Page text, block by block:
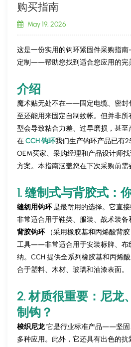
购买指南
May 19, 2026
这是一份实用的钩环紧固件采购指
定制——帮助您找到适合您应用的完
介绍
魔术贴无处不在——固定电缆、密封
至还能用来固定自制蚊帐。但并非
型会导致粘合力差、过早磨损，甚至
在CCH 钩环我们生产钩环产品已有
OEM买家、采购经理和产品设计师
方案。本指南涵盖您在下次采购前需
1. 缝制式与背胶式：
缝纫用钩环是最耐用的选择。它直接
非常适合用于鞋类、服装、战术装备
背胶钩环（采用橡胶基和丙烯酸背
工具——非常适合用于安装标牌、布
纳。CCH 提供全系列橡胶基和丙烯
合于塑料、木材、玻璃和油漆表面。
2. 材质很重要：尼龙
制钩？
梭织尼龙它是行业标准产品——坚固
多种应用。此外，它还具有出色的